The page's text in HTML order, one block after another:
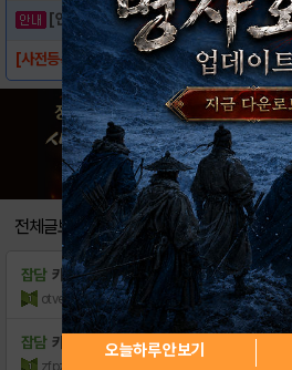
[안내] 헝그리앱 필수 상식! 밥알 획득 안내..
[사전등록 진행 중] 빙글랜드
전체글보기
잡담 카톡 소액결제정책 언제까지고민만∏
otveoqz 조회수:7 | 21.08.06
잡담 카톡 핸드폰결제현금 찾아보신다구요．
zfpza
오늘하루 안보기